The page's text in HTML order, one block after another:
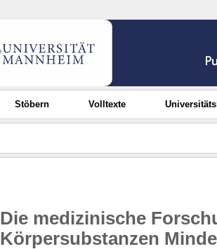
Stöbern Volltexte
Die medizinische
Körpersubstanzen